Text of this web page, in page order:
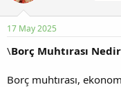
b
a
ş
ç
17 May 2025
\Borç Muhtırası
Borç muhtırası,